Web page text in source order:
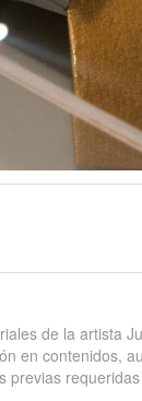
de la artista
en contenidos,
previas